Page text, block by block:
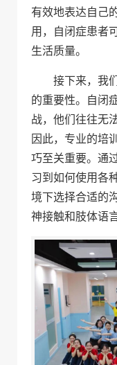
有效地表达自己
用，自闭症患者
生活质量。
接下来，我
的重要性。自闭
战，他们往往无
因此，专业的培
巧至关重要。通
习到如何使用各
境下选择合适的
神接触和肢体语